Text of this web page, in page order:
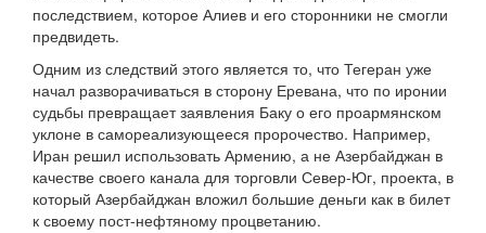
последствием, которое Алиев и его сторонники не смогли
предвидеть.
Одним из следствий этого является то, что Тегеран уже
начал разворачиваться в сторону Еревана, что по иронии
судьбы превращает заявления Баку о его проармянском
уклоне в самореализующееся пророчество. Например,
Иран решил использовать Армению, а не Азербайджан в
качестве своего канала для торговли Север-Юг, проекта, в
который Азербайджан вложил большие деньги как в билет
к своему пост-нефтяному процветанию.